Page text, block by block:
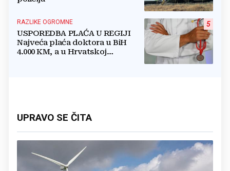
5
RAZLIKE OGROMNE
USPOREDBA PLAĆA U REGIJI
Najveća plaća doktora u BiH
4.000 KM, a u Hrvatskoj
UPRAVO SE ČITA